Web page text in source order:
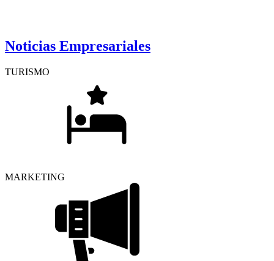
Noticias Empresariales
TURISMO
MARKETING